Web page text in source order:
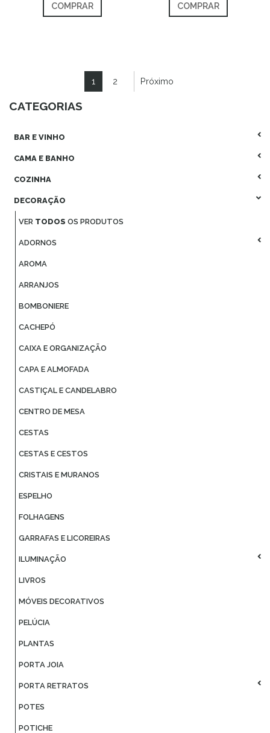
CATEGORIAS
BAR E VINHO
CAMA E BANHO
COZINHA
DECORAÇÃO
VER TODOS OS PRODUTOS
ADORNOS
AROMA
ARRANJOS
BOMBONIERE
CACHEPÓ
CAIXA E ORGANIZAÇÃO
CAPA E ALMOFADA
CASTIÇAL E CANDELABRO
CENTRO DE MESA
CESTAS
CESTAS E CESTOS
CRISTAIS E MURANOS
ESPELHO
FOLHAGENS
GARRAFAS E LICOREIRAS
ILUMINAÇÃO
LIVROS
MÓVEIS DECORATIVOS
PELÚCIA
PLANTAS
PORTA JOIA
PORTA RETRATOS
POTES
POTICHE
COMPRAR COMPRAR
1 2 Próximo